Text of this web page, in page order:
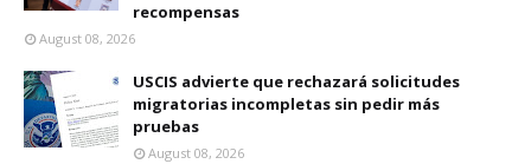
recompensas
August 08, 2026
USCIS advierte que rechazará solicitudes
migratorias incompletas sin pedir más
pruebas
August 08, 2026